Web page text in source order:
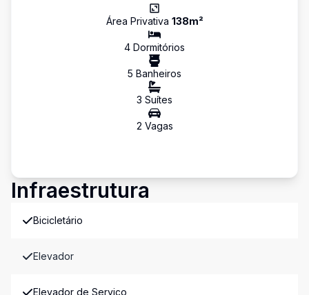
Área Privativa 138m²
4 Dormitórios
5 Banheiros
3 Suítes
2 Vagas
Infraestrutura
Bicicletário
Elevador
Elevador de Serviço